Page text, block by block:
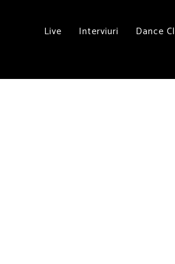
Live Interviuri Dance